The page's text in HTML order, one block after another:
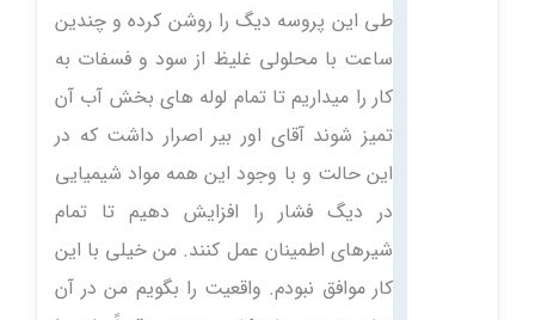
طی این پروسه دیگ را روشن کرده و چندین
ساعت با محلولی غلیظ از سود و فسفات به
کار را میداریم تا تمام لوله های بخش آب آن
تمیز شوند آقای اور بیر اصرار داشت که در
این حالت و با وجود این همه مواد شیمیایی
در دیگ فشار را افزایش دهیم تا تمام
شیرهای اطمینان عمل کنند. من خیلی با این
کار موافق نبودم. واقعیت را بگویم من در آن